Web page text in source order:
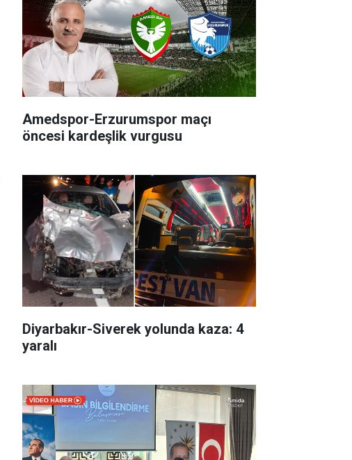
Amedspor-Erzurumspor maçı
öncesi kardeşlik vurgusu
Diyarbakır-Siverek yolunda kaza: 4
yaralı